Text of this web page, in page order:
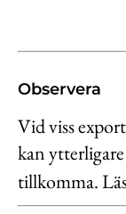
Observera
Vid viss
kan
tillkomma.